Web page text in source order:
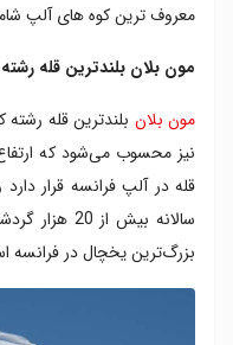
معروف ترین کوه های آلپ
مون بلان بلندترین قله
مون بلان بلندترین قله رشته
قله در آلپ فرانسه قرار
سالانه بیش
بزرگ‌ترین یخچال در فرانسه است که